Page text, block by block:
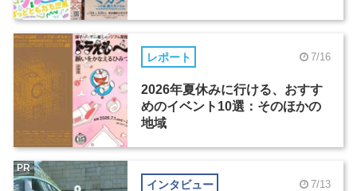
レポート 7/16
2026年夏休みに行ける、おすす
めのイベント10選：そのほかの
地域
インタビュー 7/13
PR